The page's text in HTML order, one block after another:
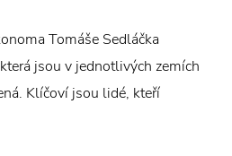
Tomáše Sedláčka
jsou v jednotlivých zemích
Klíčoví jsou lidé, kteří